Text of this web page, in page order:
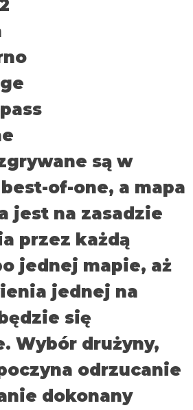
są w
of-one, a mapa
jest na zasadzie
przez każdą
jednej mapie, aż
jednej na
się
Wybór drużyny,
odrzucanie
dokonany